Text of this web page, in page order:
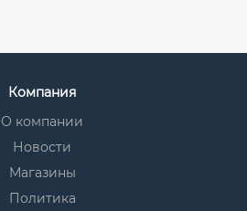
Компания
О компании
Новости
Магазины
Политика